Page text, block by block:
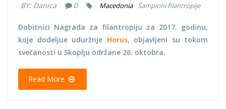
BY: Danica 0 Macedonia Šampioni filantropije
Dobitnici Nagrada za filantropiju za 2017. godinu,
koje dodeljue uduržnje Horus, objavljeni su tokom
svečanosti u Skoplju održane 26. oktobra.
Read More